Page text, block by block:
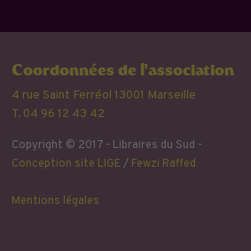
Coordonnées de l'association
4 rue Saint Ferréol 13001 Marseille
T. 04 96 12 43 42
Copyright © 2017 - Libraires du Sud -
Conception site LIGE / Fewzi Raffed
Mentions légales